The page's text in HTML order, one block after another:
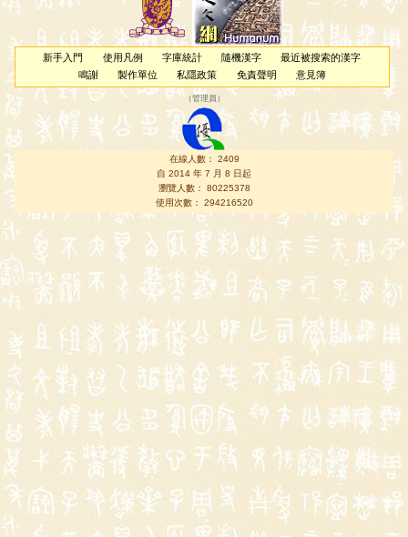
新手入門 使用凡例 字庫統計 隨機漢字
最近被搜索的漢字
鳴謝
製作單位 私隱政策 免責聲明 意見簿
（管理員 ）
在線人數： 2409
自 2014 年 7 月 8 日起
瀏覽人數： 80225378
使用次數： 294216520